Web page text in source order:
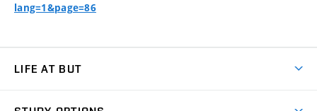
lang=1&page=86
LIFE AT BUT